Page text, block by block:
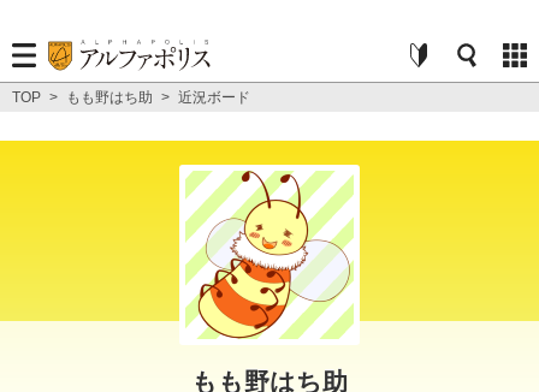
TOP > もも野はち助 > 近況ボード
もも野はち助